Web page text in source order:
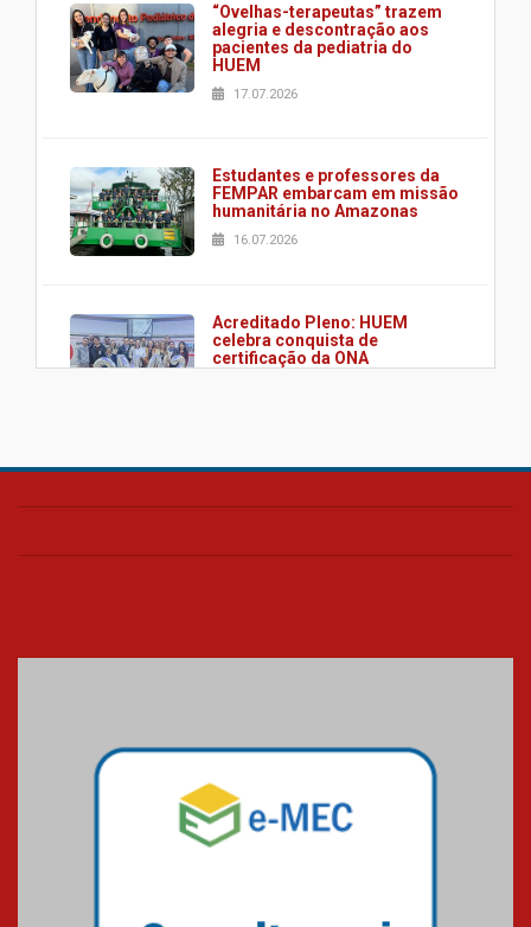
“Ovelhas-terapeutas” trazem
alegria e descontração aos
pacientes da pediatria do
HUEM
17.07.2026
Estudantes e professores da
FEMPAR embarcam em missão
humanitária no Amazonas
16.07.2026
Acreditado Pleno: HUEM
celebra conquista de
certificação da ONA
HUEM é o primeiro hospital do
UTI's inteligentes
referência mundial em
Pós-Asco: evento do HUEM
debate novidades sobre
estudos e tratamentos contra
o câncer